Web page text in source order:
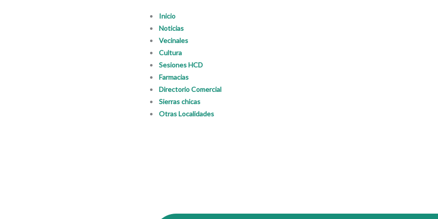
Inicio
Noticias
Vecinales
Cultura
Sesiones HCD
Farmacias
Directorio Comercial
Sierras chicas
Otras Localidades